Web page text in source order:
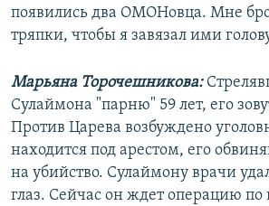
появились два ОМОНовца. Мне
тряпки, чтобы я завязал ими
Марьяна Торочешникова:
Сулаймона "парню" 59 лет, его
Против Царева возбуждено
находится под арестом, его
на убийство. Сулаймону врачи
глаз. Сейчас он ждет операцию по